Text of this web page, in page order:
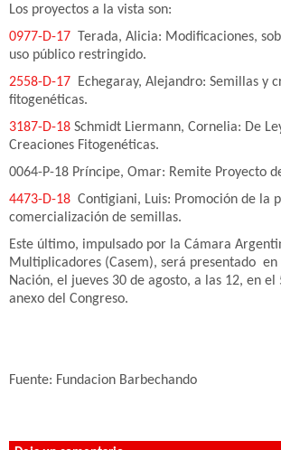
Los proyectos a la vista son:
0977-D-17 Terada, Alicia: Modificaciones,
uso público restringido.
2558-D-17 Echegaray, Alejandro: Semillas y
fitogenéticas.
3187-D-18 Schmidt Liermann, Cornelia: De
Creaciones Fitogenéticas.
0064-P-18 Príncipe, Omar: Remite Proyecto
4473-D-18 Contigiani, Luis: Promoción de la
comercialización de semillas.
Este último, impulsado por la Cámara
Multiplicadores (Casem), será presentado en
Nación, el jueves 30 de agosto, a las 12, en
anexo del Congreso.
Fuente: Fundacion Barbechando